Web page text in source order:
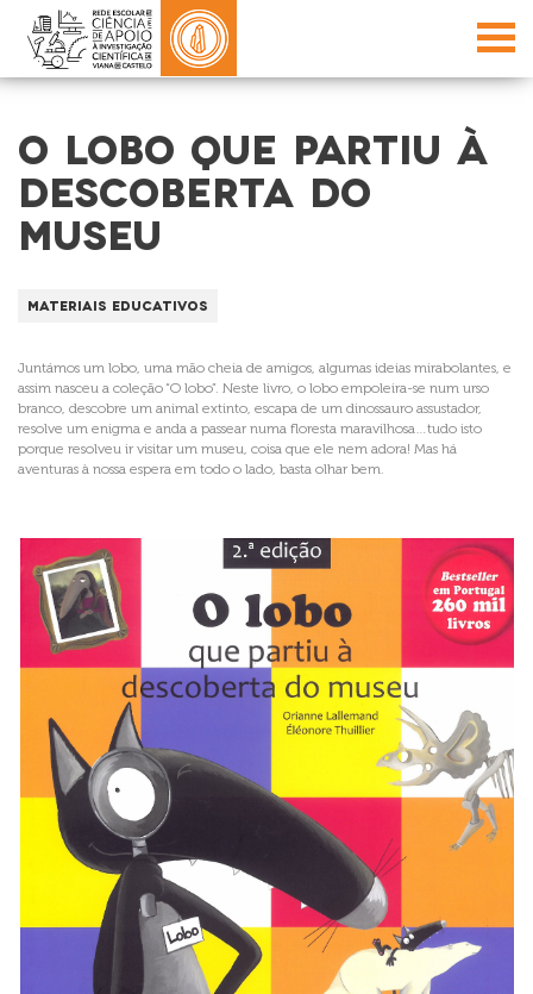
O LOBO QUE PARTIU À
DESCOBERTA DO
MUSEU
Materiais educativos
Juntámos um lobo, uma mão cheia de amigos, algumas ideias mirabolantes, e
assim nasceu a coleção “O lobo”. Neste livro, o lobo empoleira-se num urso
branco, descobre um animal extinto, escapa de um dinossauro assustador,
resolve um enigma e anda a passear numa floresta maravilhosa…tudo isto
porque resolveu ir visitar um museu, coisa que ele nem adora! Mas há
aventuras à nossa espera em todo o lado, basta olhar bem.